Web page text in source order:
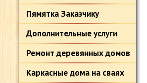
Пямятка Заказчику
Дополнительные услуги
Ремонт деревянных домов
Каркасные дома на сваях